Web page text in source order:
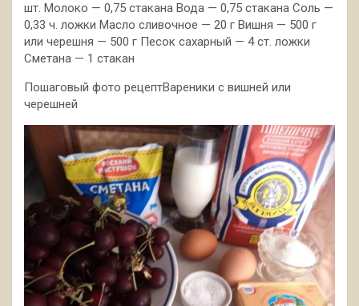
шт. Молоко — 0,75 стакана Вода — 0,75 стакана Соль —
0,33 ч. ложки Масло сливочное — 20 г Вишня — 500 г
или черешня — 500 г Песок сахарный — 4 ст. ложки
Сметана — 1 стакан
Пошаговый фото рецептВареники с вишней или
черешней